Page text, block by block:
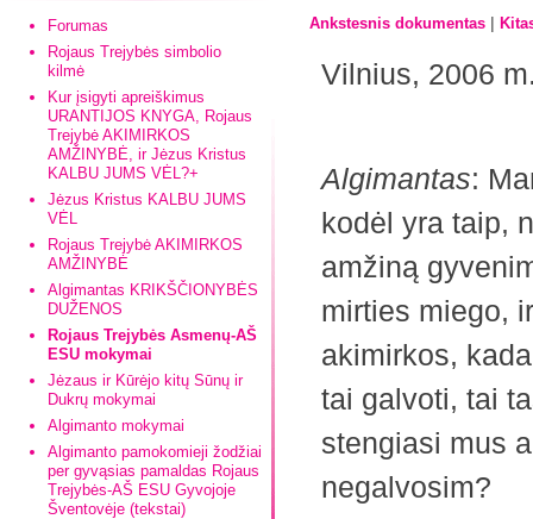
Forumas
Rojaus Trejybės simbolio
kilmė
Kur įsigyti apreiškimus
URANTIJOS KNYGA, Rojaus
Trejybė AKIMIRKOS
AMŽINYBĖ, ir Jėzus Kristus
KALBU JUMS VĖL?+
Jėzus Kristus KALBU JUMS
VĖL
Rojaus Trejybė AKIMIRKOS
AMŽINYBĖ
Algimantas KRIKŠČIONYBĖS
DUŽENOS
Rojaus Trejybės Asmenų-AŠ
ESU mokymai
Jėzaus ir Kūrėjo kitų Sūnų ir
Dukrų mokymai
Algimanto mokymai
Algimanto pamokomieji žodžiai
per gyvąsias pamaldas Rojaus
Trejybės-AŠ ESU Gyvojoje
Šventovėje (tekstai)
Ankstesnis dokumentas |
Vilnius, 2006
Algimantas:
kodėl yra taip,
amžiną
mirties miego,
akimirkos,
tai galvoti, tai
stengiasi mus
negalvosim?